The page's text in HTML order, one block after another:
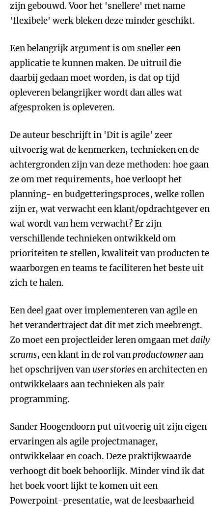
zijn gebouwd. Voor het 'snellere' met name
'flexibele' werk bleken deze minder geschikt.
Een belangrijk argument is om sneller een
applicatie te kunnen maken. De uitruil die
daarbij gedaan moet worden, is dat op tijd
opleveren belangrijker wordt dan alles wat
afgesproken is opleveren.
De auteur beschrijft in 'Dit is agile' zeer
uitvoerig wat de kenmerken, technieken en de
achtergronden zijn van deze methoden: hoe gaan
ze om met requirements, hoe verloopt het
planning- en budgetteringsproces, welke rollen
zijn er, wat verwacht een klant/opdrachtgever en
wat wordt van hem verwacht? Er zijn
verschillende technieken ontwikkeld om
prioriteiten te stellen, kwaliteit van producten te
waarborgen en teams te faciliteren het beste uit
zich te halen.
Een deel gaat over implementeren van agile en
het verandertraject dat dit met zich meebrengt.
Zo moet een projectleider leren omgaan metdaily
scrums, een klant in de rol vanproductowneraan
het opschrijven van user storiesen architecten en
ontwikkelaars aan technieken als pair
programming.
Sander Hoogendoorn put uitvoerig uit zijn eigen
ervaringen als agile projectmanager,
ontwikkelaar en coach. Deze praktijkwaarde
verhoogt dit boek behoorlijk. Minder vind ik dat
het boek voort lijkt te komen uit een
Powerpoint-presentatie, wat de leesbaarheid